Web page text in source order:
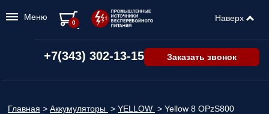
+7(343) 302-13-15 Заказать звонок
Главная > Аккумуляторы > YELLOW > Yellow 8 OPzS800
Меню Наверх
0